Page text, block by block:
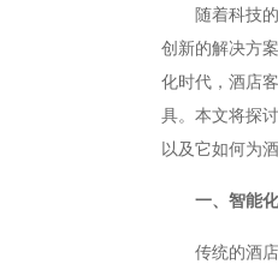
精雕系列智能开关
70款的智能开关
随着科技的
创新的解决方
化时代，酒店
具。本文将探
以及它如何为
一、智能
传统的酒店